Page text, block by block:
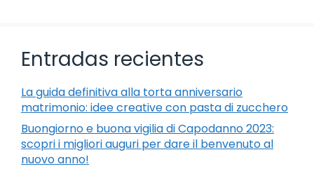
Entradas recientes
La guida definitiva alla torta anniversario
matrimonio: idee creative con pasta di zucchero
Buongiorno e buona vigilia di Capodanno 2023:
scopri i migliori auguri per dare il benvenuto al
nuovo anno!